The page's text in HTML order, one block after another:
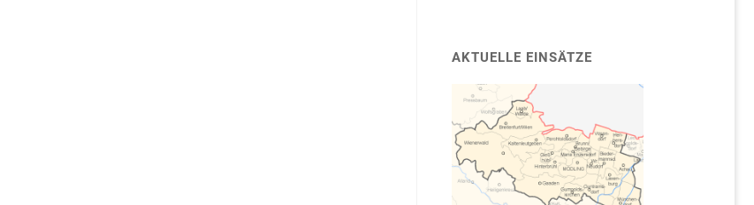
AKTUELLE EINSÄTZE